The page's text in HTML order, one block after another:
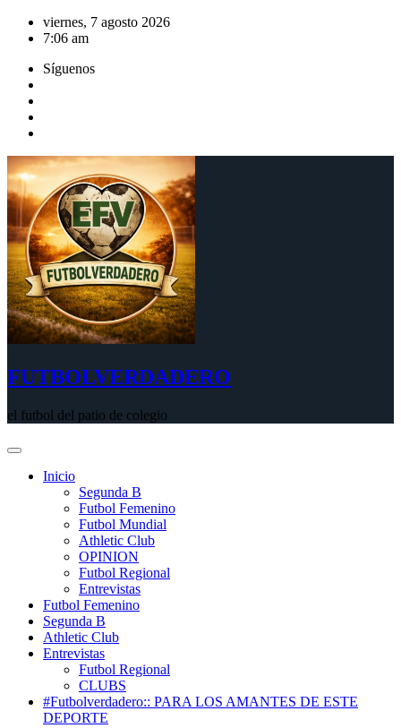
Saltar
viernes, 7 agosto 2026
7:06 am
Síguenos
FUTBOLVERDADERO
el futbol del patio de colegio
Inicio
Segunda B
Futbol Femenino
Futbol Mundial
Athletic Club
OPINION
Futbol Regional
Entrevistas
Futbol Femenino
Segunda B
Athletic Club
Entrevistas
Futbol Regional
CLUBS
#Futbolverdadero:: PARA LOS AMANTES DE ESTE
DEPORTE